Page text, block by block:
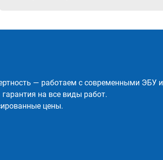
— работаем с современными ЭБУ и
на все виды работ.
цены.